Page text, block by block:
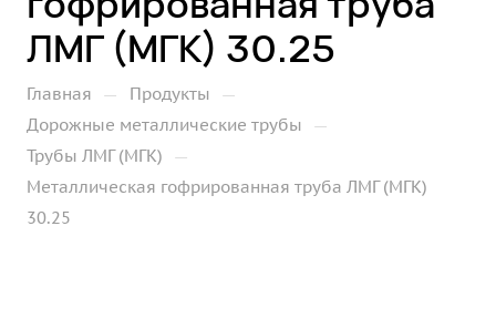
ЛМГ (МГК) 30.25
Главная — Продукты —
Дорожные металлические трубы —
Трубы ЛМГ (МГК) —
Металлическая гофрированная труба ЛМГ (МГК)
30.25